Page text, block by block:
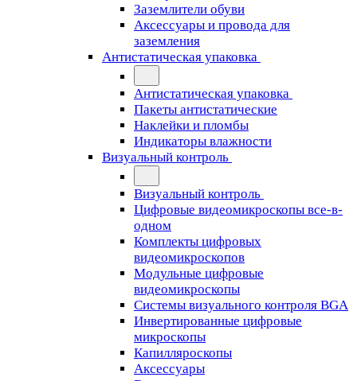
Заземлители обуви
Аксессуары и провода для
заземления
Антистатическая упаковка
Антистатическая упаковка
Пакеты антистатические
Наклейки и пломбы
Индикаторы влажности
Визуальный контроль
Визуальный контроль
Цифровые видеомикроскопы все-в-
одном
Комплекты цифровых
видеомикроскопов
Модульные цифровые
видеомикроскопы
Cистемы визуального контроля BGA
Инвертированные цифровые
микроскопы
Капилляроскопы
Аксессуары